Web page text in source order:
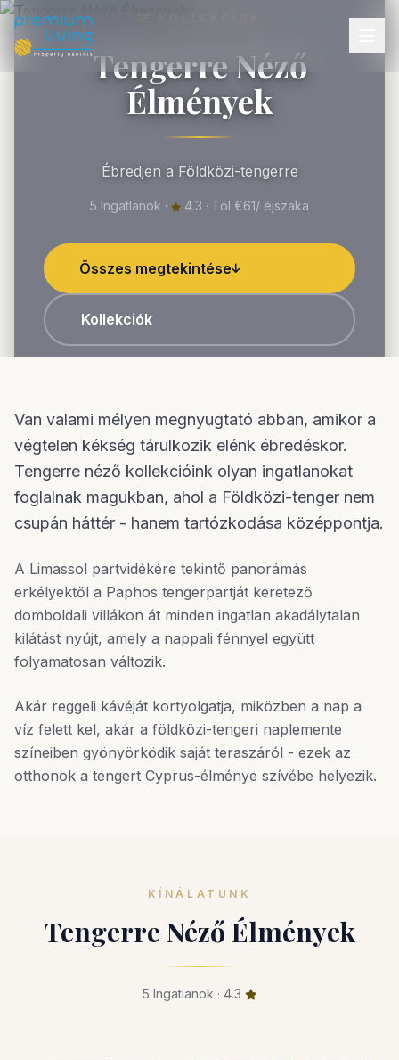
Tengerre Néző
Élmények
Ébredjen a Földközi-tengerre
5 Ingatlanok · 4.3 · Tól €61/ éjszaka
Összes megtekintése
Kollekciók
Van valami mélyen megnyugtató abban, amikor a
végtelen kékség tárulkozik elénk ébredéskor.
Tengerre néző kollekcióink olyan ingatlanokat
foglalnak magukban, ahol a Földközi-tenger nem
csupán háttér - hanem tartózkodása középpontja.
A Limassol partvidékére tekintő panorámás
erkélyektől a Paphos tengerpartját keretező
domboldali villákon át minden ingatlan akadálytalan
kilátást nyújt, amely a nappali fénnyel együtt
folyamatosan változik.
Akár reggeli kávéját kortyolgatja, miközben a nap a
víz felett kel, akár a földközi-tengeri naplemente
színeiben gyönyörködik saját teraszáról - ezek az
otthonok a tengert Cyprus-élménye szívébe helyezik.
KÍNÁLATUNK
Tengerre Néző Élmények
5 Ingatlanok · 4.3